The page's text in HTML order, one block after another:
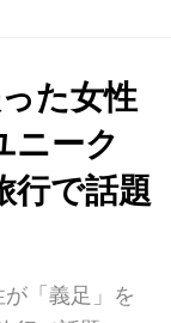
れがこちら。
ている虫」と
も「子どもが
たと思った
あろうこと
パパの頭の中
た女性
ニーク
行で話題
「義足」を